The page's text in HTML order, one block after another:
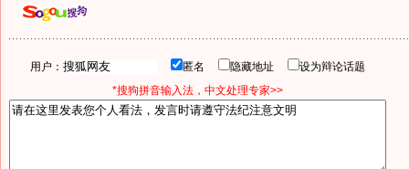
用户： 匿名 隐藏地址
设为辩论话题
*搜狗拼音输入法，中文处理专家>>